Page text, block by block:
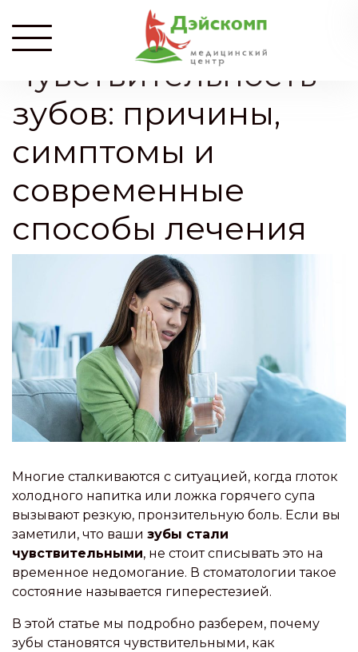
Стоматология »Чувствительность зубов:
причины, симптомы и современные способы лечения
Чувствительность
зубов: причины,
симптомы и
современные
способы лечения
Многие сталкиваются с ситуацией, когда глоток
холодного напитка или ложка горячего супа
вызывают резкую, пронзительную боль. Если вы
заметили, что ваши зубы стали
чувствительными, не стоит списывать это на
временное недомогание. В стоматологии такое
состояние называется гиперестезией.
В этой статье мы подробно разберем, почему
зубы становятся чувствительными, как